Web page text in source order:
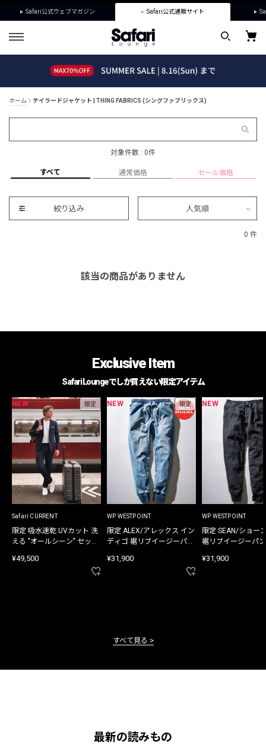
Safari公式ウェブマガジン Safari公式通販サイト
ホーム テイラードジャケット | THING FABRICS (シングファブリックス)
対象件数 : 0件
すべて 通常価格 セール価格
絞り込み 人気順
0 件
該当の商品がありません
Exclusive Item
Safari Loungeでしか買えない限定アイテム
NEW 限定
Safari CURRENT
限定 吸水速乾 UVカット 洗
える "オールシーン" セット
¥49,500
NEW 限定
WP WESTPOINT
限定 ALEX/アレックス イン
ディゴ 裾リブイージーパン
¥31,900
NEW
WP WESTPOINT
限定 SEAN/ショー
裾リブイージーパ
¥31,900
すべて見る
最新の読みもの